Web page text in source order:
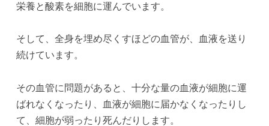
栄養と酸素を細胞に運んでいます。
そして、全身を埋め尽くすほどの血管が、血液を送り
続けています。
その血管に問題があると、十分な量の血液が細胞に運
ばれなくなったり、血液が細胞に届かなくなったりし
て、細胞が弱ったり死んだりします。